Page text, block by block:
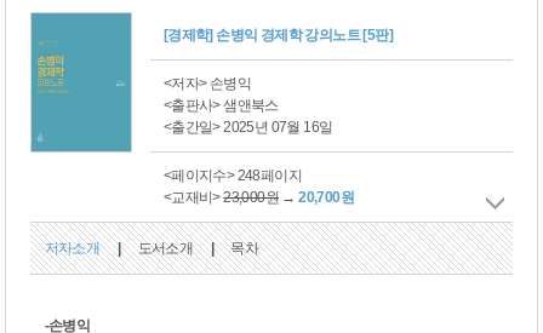
[경제학] 손병익 경제학 강의노트 [5판]
<저자> 손병익
<출판사> 샘앤북스
<출간일> 2025년 07월 16일
<페이지수> 248페이지
<교재비>23,000원 →20,700원
저자소개 | 도서소개 | 목차
-손병익